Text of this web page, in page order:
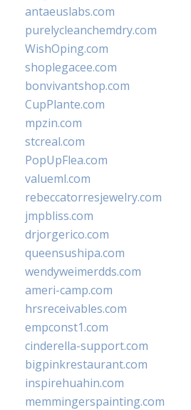
antaeuslabs.com
purelycleanchemdry.com
WishOping.com
shoplegacee.com
bonvivantshop.com
CupPlante.com
mpzin.com
stcreal.com
PopUpFlea.com
valueml.com
rebeccatorresjewelry.com
jmpbliss.com
drjorgerico.com
queensushipa.com
wendyweimerdds.com
ameri-camp.com
hrsreceivables.com
empconst1.com
cinderella-support.com
bigpinkrestaurant.com
inspirehuahin.com
memmingerspainting.com